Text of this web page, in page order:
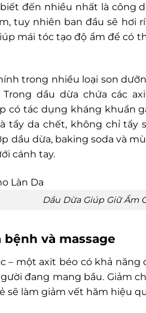
đến nhiều nhất là công
tuy nhiên ban đầu sẽ hơi
mái tóc tạo độ ẩm để có
trong nhiều loại son
dầu dừa chứa các
có tác dụng kháng khuẩn
tẩy da chết, không chỉ tẩy
dầu dừa, baking soda và
cánh tay.
Dầu Dừa Giúp Giữ Ẩm
bệnh và massage
– một axit béo có khả
đang mang bầu. Giảm
sẽ làm giảm vết hăm hiệu